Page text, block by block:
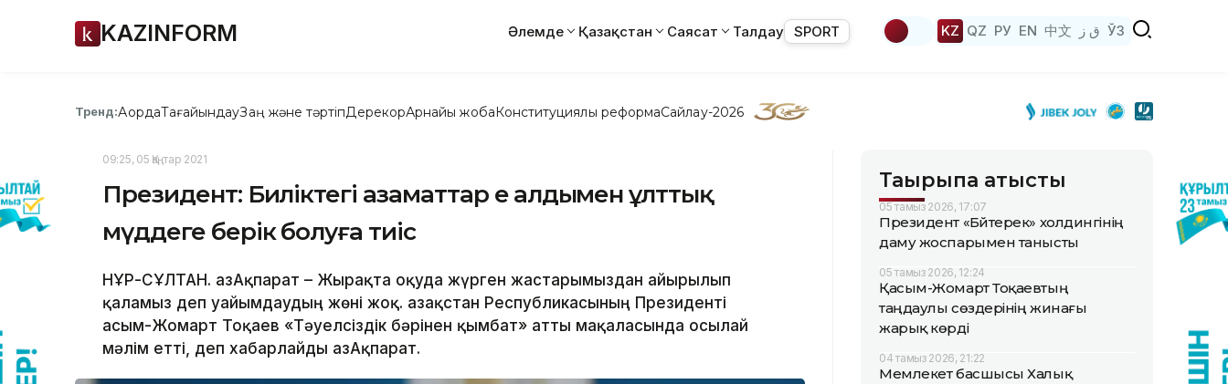
KAZINFORM Әлемде Қазақстан Саясат Талдау SPORT KZ QZ РУ EN 中文 ق ز ЎЗ
Тренд:АқордаТағайындауЗаң және тәртіпДерекқорАрнайы жобаКонституциялық реформаСайлау-2026
09:25, 05 Қаңтар 2021
Президент: Биліктегі азаматтар ең алдымен ұлттық
мүддеге берік болуға тиіс
НҰР-СҰЛТАН. ҚазАқпарат – Жырақта оқуда жүрген жастарымыздан айырылып
қаламыз деп уайымдаудың жөні жоқ. Қазақстан Республикасының Президенті
Қасым-Жомарт Тоқаев «Тәуелсіздік бәрінен қымбат» атты мақаласында осылай
мәлім етті, деп хабарлайды ҚазАқпарат.
Тақырыпқа қатысты
05 тамыз 2026, 17:07
Президент «Бәйтерек» холдингінің
даму жоспарымен танысты
05 тамыз 2026, 12:24
Қасым-Жомарт Тоқаевтың
таңдаулы сөздерінің жинағы
жарық көрді
04 тамыз 2026, 21:22
Мемлекет басшысы Халық